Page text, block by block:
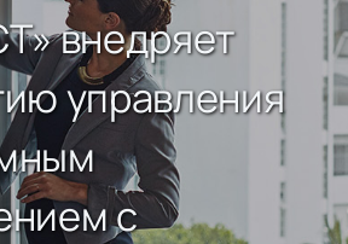
внедряет
управления
с